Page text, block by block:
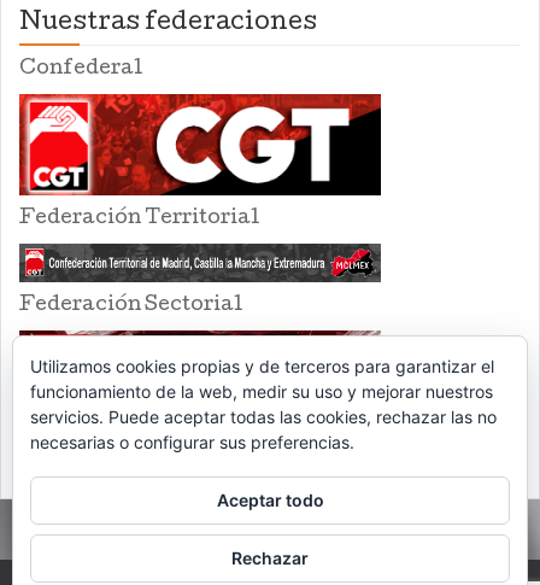
Nuestras federaciones
Confederal
Federación Territorial
Federación Sectorial
Utilizamos cookies propias y de terceros para garantizar el
funcionamiento de la web, medir su uso y mejorar nuestros
servicios. Puede aceptar todas las cookies, rechazar las no
necesarias o configurar sus preferencias.
Aceptar todo
Rechazar